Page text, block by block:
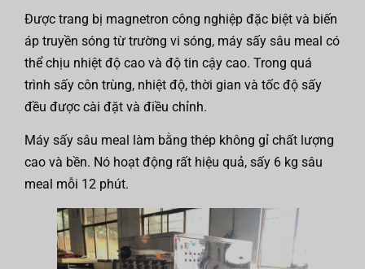
Được trang bị magnetron công nghiệp đặc biệt và biến
áp truyền sóng từ trường vi sóng, máy sấy sâu meal có
thể chịu nhiệt độ cao và độ tin cậy cao. Trong quá
trình sấy côn trùng, nhiệt độ, thời gian và tốc độ sấy
đều được cài đặt và điều chỉnh.
Máy sấy sâu meal làm bằng thép không gỉ chất lượng
cao và bền. Nó hoạt động rất hiệu quả, sấy 6 kg sâu
meal mỗi 12 phút.